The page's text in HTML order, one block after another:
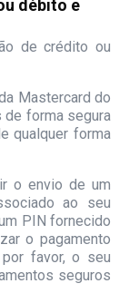
débito e
de crédito ou
Mastercard do
de forma segura
qualquer forma
o envio de um
ao seu
PIN fornecido
o pagamento
favor, o seu
seguros